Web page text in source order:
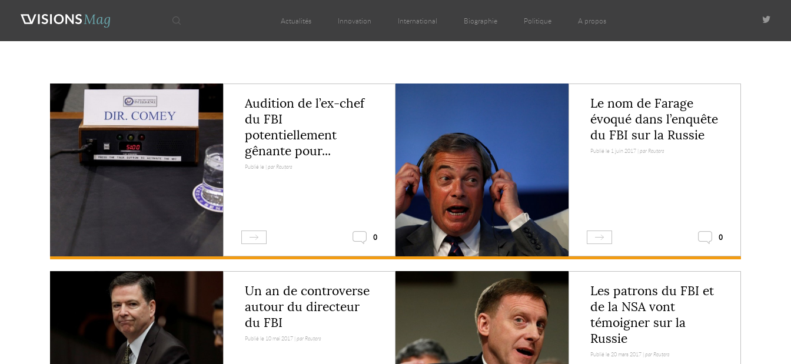
Actualités Innovation International Biographie Politique A propos
Audition de l’ex-chef
du FBI
potentiellement
gênante pour...
Publié le | par Reuters
0
Le nom de Farage
évoqué dans l’enquête
du FBI sur la Russie
Publié le 1 juin 2017 | par Reuters
0
Un an de controverse
autour du directeur
du FBI
Publié le 10 mai 2017 | par Reuters
Les patrons du FBI et
de la NSA vont
témoigner sur la
Russie
Publié le 20 mars 2017 | par Reuters